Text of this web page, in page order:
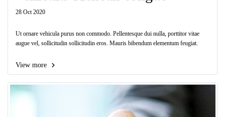
28 Oct 2020
Ut ornare vehicula purus non commodo. Pellentesque dui nulla, porttitor vitae
augue vel, sollicitudin sollicitudin eros. Mauris bibendum elementum feugiat.
View more